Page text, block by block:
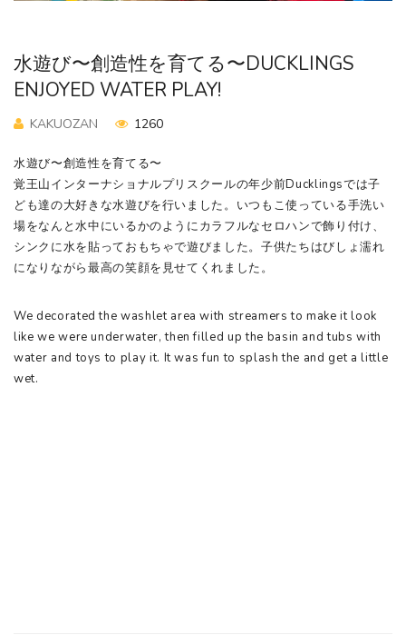
水遊び〜創造性を育てる〜DUCKLINGS
ENJOYED WATER PLAY!
KAKUOZAN 1260
水遊び〜創造性を育てる〜
覚王山インターナショナルプリスクールの年少前Ducklingsでは子
ども達の大好きな水遊びを行いました。いつもこ使っている手洗い
場をなんと水中にいるかのようにカラフルなセロハンで飾り付け、
シンクに水を貼っておもちゃで遊びました。子供たちはびしょ濡れ
になりながら最高の笑顔を見せてくれました。
We decorated the washlet area with streamers to make it look
like we were underwater, then filled up the basin and tubs with
water and toys to play it. It was fun to splash the and get a little
wet.